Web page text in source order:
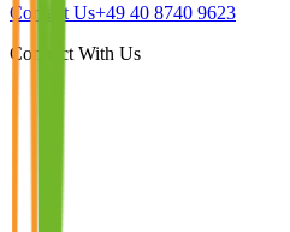
Contact Us+49 40 8740 9623
Connect With Us